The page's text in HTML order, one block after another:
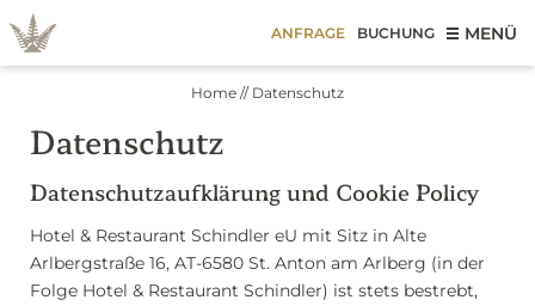
ANFRAGE BUCHUNG MENÜ
Home // Datenschutz
Datenschutz
Datenschutzaufklärung und Cookie Policy
Hotel & Restaurant Schindler eU mit Sitz in Alte
Arlbergstraße 16, AT-6580 St. Anton am Arlberg (in der
Folge Hotel & Restaurant Schindler) ist stets bestrebt,